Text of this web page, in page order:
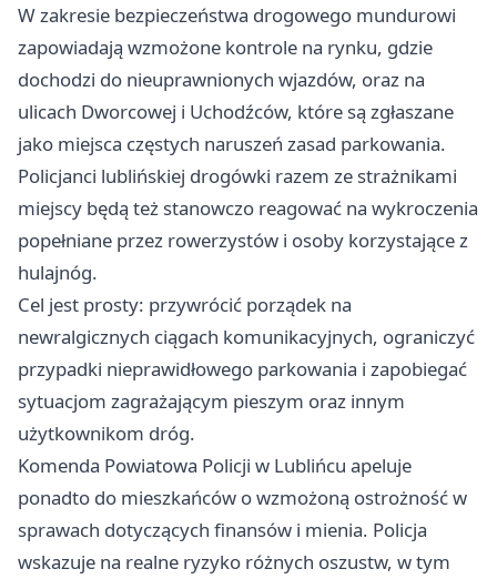
W zakresie bezpieczeństwa drogowego mundurowi
zapowiadają wzmożone kontrole na rynku, gdzie
dochodzi do nieuprawnionych wjazdów, oraz na
ulicach Dworcowej i Uchodźców, które są zgłaszane
jako miejsca częstych naruszeń zasad parkowania.
Policjanci lublińskiej drogówki razem ze strażnikami
miejscy będą też stanowczo reagować na wykroczenia
popełniane przez rowerzystów i osoby korzystające z
hulajnóg.
Cel jest prosty: przywrócić porządek na
newralgicznych ciągach komunikacyjnych, ograniczyć
przypadki nieprawidłowego parkowania i zapobiegać
sytuacjom zagrażającym pieszym oraz innym
użytkownikom dróg.
Komenda Powiatowa Policji w Lublińcu apeluje
ponadto do mieszkańców o wzmożoną ostrożność w
sprawach dotyczących finansów i mienia. Policja
wskazuje na realne ryzyko różnych oszustw, w tym